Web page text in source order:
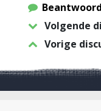
Volgende
Vorige